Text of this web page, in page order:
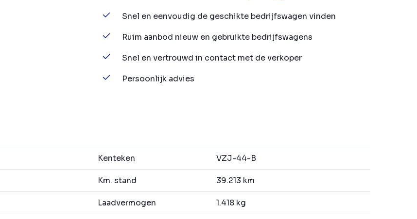
Snel en eenvoudig de geschikte bedrijfswagen vinden
Ruim aanbod nieuw en gebruikte bedrijfswagens
Snel en vertrouwd in contact met de verkoper
Persoonlijk advies
Kenteken VZJ-44-B
Km. stand 39.213 km
Laadvermogen 1.418 kg